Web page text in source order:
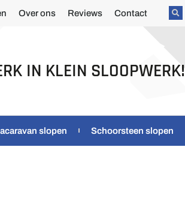
Over ons Reviews Contact
IN KLEIN SLOOPWERK!
slopen Schoorsteen slopen